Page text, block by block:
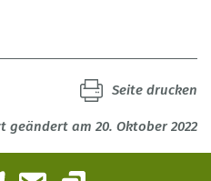
geändert am 20. Oktober 2022
Seite drucken
BlueskyE-Mail